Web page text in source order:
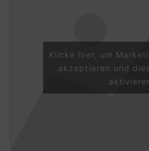
Klicke hier, um
akzeptieren und